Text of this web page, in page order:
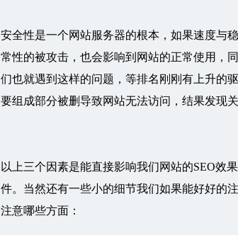
安全性是一个网站服务器的根本，如果速度与
常性的被攻击，也会影响到网站的正常使用，
们也就遇到这样的问题，等排名刚刚有上升的
要组成部分被删导致网站无法访问，结果发现
以上三个因素是能直接影响我们网站的SEO效
件。当然还有一些小的细节我们如果能好好的
注意哪些方面：